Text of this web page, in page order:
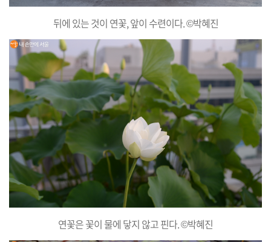
뒤에 있는 것이 연꽃, 앞이 수련이다. ©박혜진
연꽃은 꽃이 물에 닿지 않고 핀다. ©박혜진